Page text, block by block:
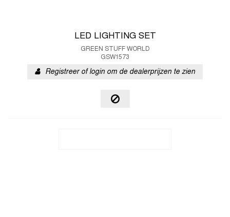
LED LIGHTING SET
GREEN STUFF WORLD
GSW1573
Registreer of login om de dealerprijzen te zien